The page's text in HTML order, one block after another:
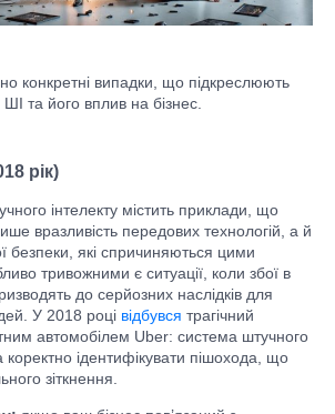
конкретні випадки, що підкреслюють
та його вплив на бізнес.
рік)
інтелекту містить приклади, що
вразливість передових технологій, а й
безпеки, які спричиняються цими
тривожними є ситуації, коли збої в
до серйозних наслідків для
У 2018 році відбувся трагічний
автомобілем Uber: система штучного
коректно ідентифікувати пішохода, що
зіткнення.